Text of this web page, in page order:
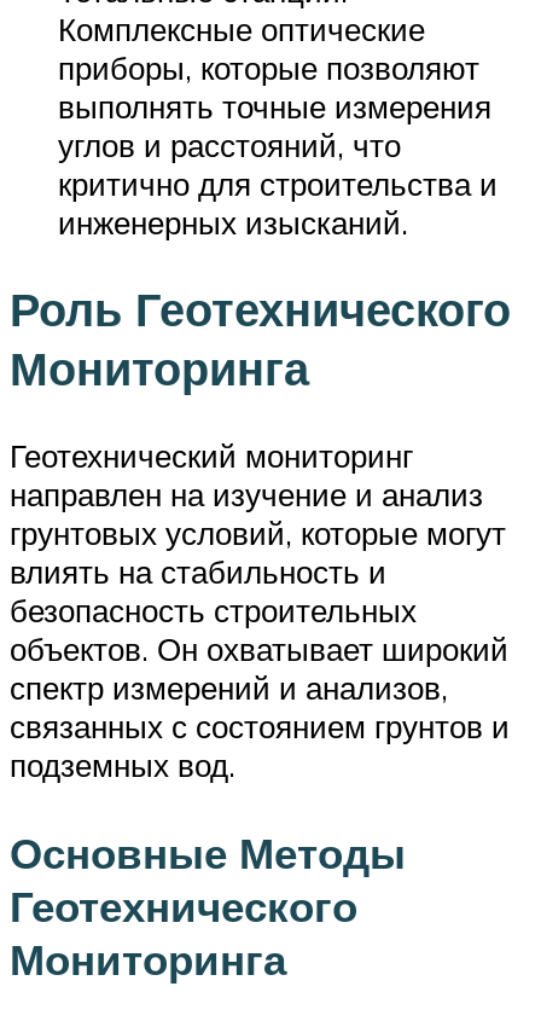
Комплексные оптические
приборы, которые позволяют
выполнять точные измерения
углов и расстояний, что
критично для строительства и
инженерных изысканий.
Роль Геотехнического
Мониторинга
Геотехнический мониторинг
направлен на изучение и анализ
грунтовых условий, которые могут
влиять на стабильность и
безопасность строительных
объектов. Он охватывает широкий
спектр измерений и анализов,
связанных с состоянием грунтов и
подземных вод.
Основные Методы
Геотехнического
Мониторинга